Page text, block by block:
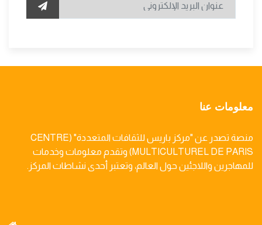
معلومات عنا
منصة تصدر عن "مركز باريس للثقافات المتعددة" (CENTRE
MULTICULTUREL DE PARIS) وتقدم معلومات وخدمات
للمهاجرين واللاجئين حول العالم، وتعتبر أحدى نشاطات المركز.